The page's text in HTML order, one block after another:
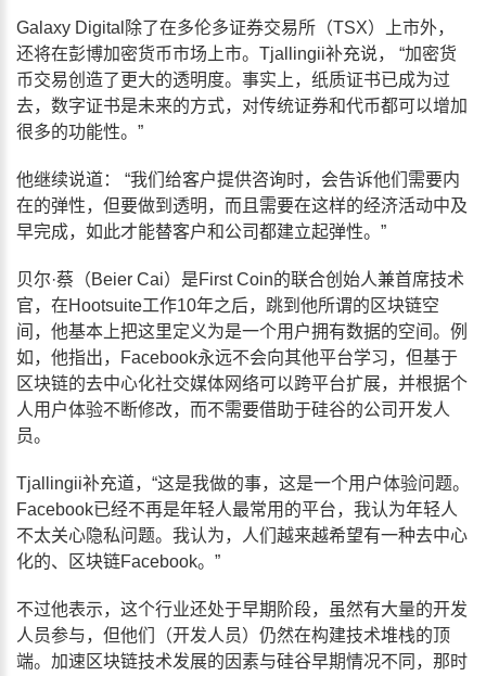
Galaxy Digital除了在多伦多证券交易所（TSX）上市外，
还将在彭博加密货币市场上市。Tjallingii补充说， “加密货
币交易创造了更大的透明度。事实上，纸质证书已成为过
去，数字证书是未来的方式，对传统证券和代币都可以增加
很多的功能性。”
他继续说道： “我们给客户提供咨询时，会告诉他们需要内
在的弹性，但要做到透明，而且需要在这样的经济活动中及
早完成，如此才能替客户和公司都建立起弹性。”
贝尔·蔡（Beier Cai）是First Coin的联合创始人兼首席技术
官，在Hootsuite工作10年之后，跳到他所谓的区块链空
间，他基本上把这里定义为是一个用户拥有数据的空间。例
如，他指出，Facebook永远不会向其他平台学习，但基于
区块链的去中心化社交媒体网络可以跨平台扩展，并根据个
人用户体验不断修改，而不需要借助于硅谷的公司开发人
员。
Tjallingii补充道，“这是我做的事，这是一个用户体验问题。
Facebook已经不再是年轻人最常用的平台，我认为年轻人
不太关心隐私问题。我认为，人们越来越希望有一种去中心
化的、区块链Facebook。”
不过他表示，这个行业还处于早期阶段，虽然有大量的开发
人员参与，但他们（开发人员）仍然在构建技术堆栈的顶
端。加速区块链技术发展的因素与硅谷早期情况不同，那时